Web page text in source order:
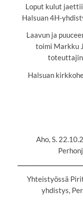
Yhteistyössä
yhdistys,
Loput kulut
Halsuan 4H-
Laavun ja
toimi Markku
Halsuan
Aho, S.